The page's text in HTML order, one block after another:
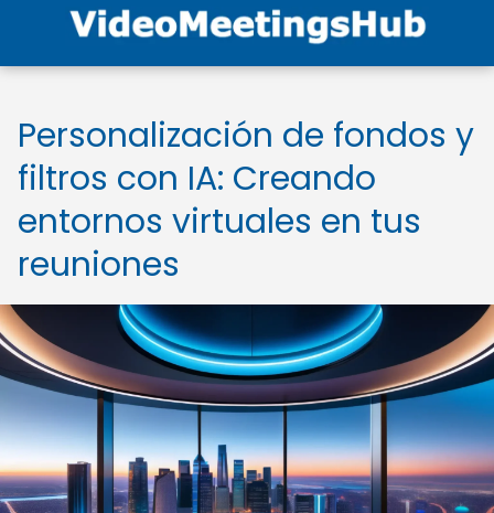
Personalización de fondos y
filtros con IA: Creando
entornos virtuales en tus
reuniones